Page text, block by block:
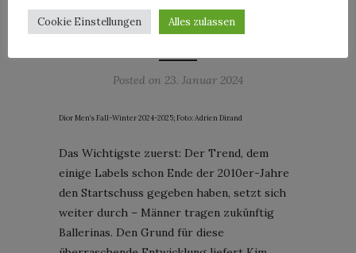
KOLLEKTION HERBST-
WINTER 2024-2025
Posted on 23. Januar 2024
Dior Men’s Fall-Winter 2024-2025; Foto: Adrien Dirand
Das Wichtigste zuerst: Der Trend, dem
einige Labels schon Ende der 2010er-Jahre
den Startschuss gegeben haben, setzt sich
weiter durch – Männer tragen zukünftig
Ballerinas. Den Grund für diese
Cookie Einstellungen Alles zulassen